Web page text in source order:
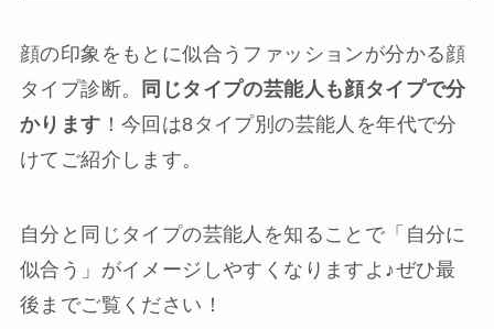
顔の印象をもとに似合うファッションが分かる顔
タイプ診断。
同じタイプの芸能人も顔タイプで分
かります ！今回は8タイプ別の芸能人を年代で分
けて ご紹介します。
自分と同じタイプの芸能人を知ることで「自分に
似合う」がイメージしやすくなりますよ♪ぜひ最
後までご覧ください！